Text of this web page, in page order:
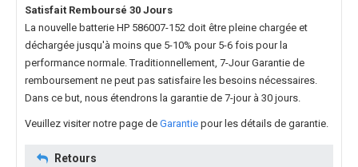
Satisfait Remboursé 30 Jours
La nouvelle batterie HP 586007-152 doit être pleine chargée et
déchargée jusqu'à moins que 5-10% pour 5-6 fois pour la
performance normale. Traditionnellement, 7-Jour Garantie de
remboursement ne peut pas satisfaire les besoins nécessaires.
Dans ce but, nous étendrons la garantie de 7-jour à 30 jours.
Veuillez visiter notre page de Garantie pour les détails de garantie.
Retours